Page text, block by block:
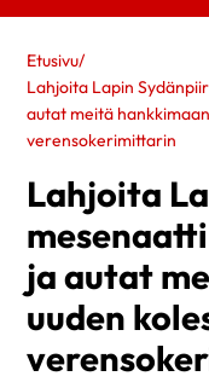
Etusivu/
Lahjoita Lapin
autat meitä
verensokerimittarin
Lahjoita
ja autat
uuden